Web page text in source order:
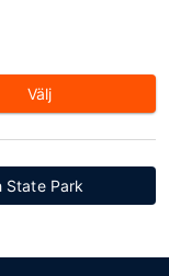
Välj
State Park